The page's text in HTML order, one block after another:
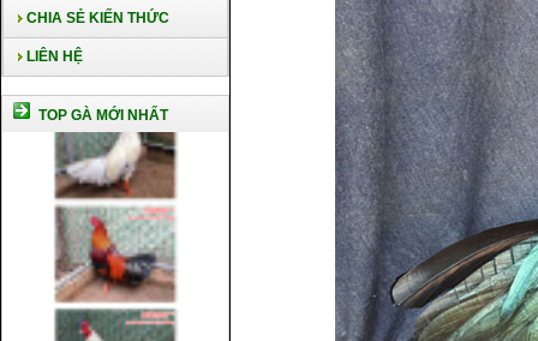
CHIA SẺ KIẾN THỨC
LIÊN HỆ
TOP GÀ MỚI NHẤT